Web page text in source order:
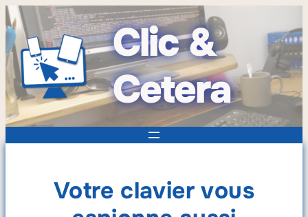
Clic &
Cetera
Votre clavier vous